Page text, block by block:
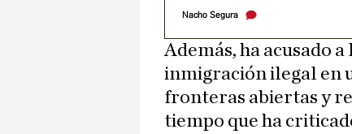
Nacho Segura
Además, ha acusado
inmigración ilegal en
fronteras abiertas y
tiempo que ha